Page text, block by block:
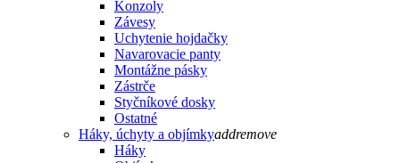
Konzoly
Závesy
Uchytenie hojdačky
Navarovacie panty
Montážne pásky
Zástrče
Styčníkové dosky
Ostatné
Háky, úchyty a objímkyaddremove
Háky